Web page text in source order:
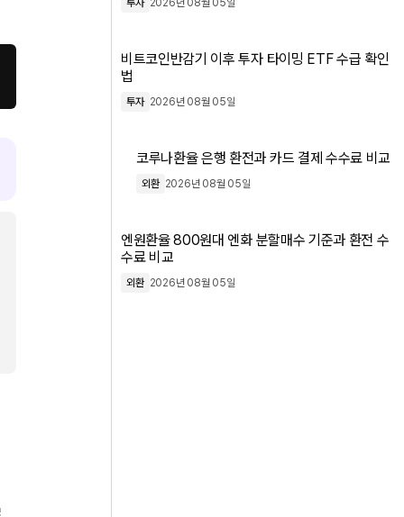
투자 2026년 08월 05일
비트코인반감기 이후 투자 타이밍 ETF 수급 확인
법
투자 2026년 08월 05일
코루나환율 은행 환전과 카드 결제 수수료 비교
외환 2026년 08월 05일
엔원환율 800원대 엔화 분할매수 기준과 환전 수
수료 비교
외환 2026년 08월 05일